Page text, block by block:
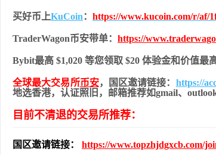
买好币上KuCoin ： https://www.kucoin.com/r/af/
TraderWagon币安带单： https://
Bybit最高 $1,020 等您领取 $20 体验金和价值最
全球最大交易所币安，国区邀请链接： https://
地选香港，认证照旧， 邮箱推荐如gmail、
目前不清退的交易所推荐：
国区邀请链接： https://www.topzhjdgxcb.com/